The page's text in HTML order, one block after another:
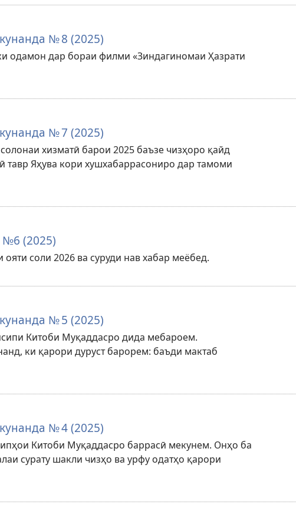
№ 8 (2025)
одамон дар бораи филми «Зиндагиномаи Ҳазрати
№ 7 (2025)
хизматӣ барои 2025 баъзе чизҳоро қайд
Яҳува кори хушхабаррасониро дар тамоми
(2025)
соли 2026 ва суруди нав хабар меёбед.
№ 5 (2025)
Китоби Муқаддасро дида мебароем.
ки қарори дуруст барорем: баъди мактаб
№ 4 (2025)
Китоби Муқаддасро баррасӣ мекунем. Онҳо ба
сурату шакли чизҳо ва урфу одатҳо қарори